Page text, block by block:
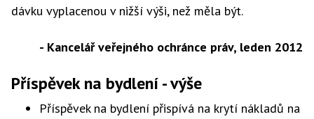
dávku vyplacenou v nižší výši, než měla být.
- Kancelář veřejného ochránce práv, leden 2012
Příspěvek na bydlení - výše
Příspěvek na bydlení přispívá na krytí nákladů na